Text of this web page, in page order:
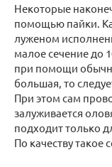
Некоторые
помощью пайки.
луженом
малое сечение до
при помощи
большая, то
При этом сам
залуживается
подходит только
По качеству такое